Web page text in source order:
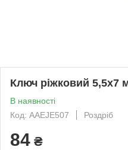
Ключ ріжковий 5,5x7
В наявності
Код: AAEJE507
Роздріб
84 ₴